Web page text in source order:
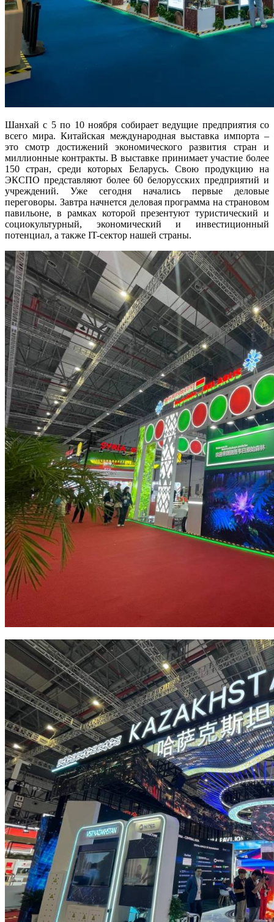
Шанхай с 5 по 10 ноября собирает ведущие предприятия со
всего мира. Китайская международная выставка импорта –
это смотр достижений экономического развития стран и
миллионные контракты. В выставке принимает участие более
150 стран, среди которых Беларусь. Свою продукцию на
ЭКСПО представляют более 60 белорусских предприятий и
учреждений. Уже сегодня начались первые деловые
переговоры. Завтра начнется деловая программа на страновом
павильоне, в рамках которой презентуют туристический и
социокультурный, экономический и инвестиционный
потенциал, а также IT-сектор нашей страны.